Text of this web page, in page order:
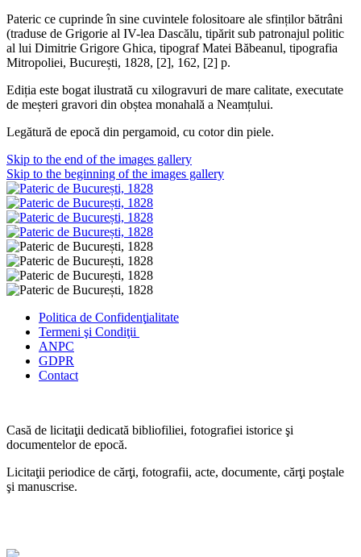
Pateric ce cuprinde în sine cuvintele folositoare ale sfinților bătrâni
(traduse de Grigorie al IV-lea Dascălu, tipărit sub patronajul politic
al lui Dimitrie Grigore Ghica, tipograf Matei Băbeanul, tipografia
Mitropoliei, București, 1828, [2], 162, [2] p.
Ediția este bogat ilustrată cu xilogravuri de mare calitate, executate
de meșteri gravori din obștea monahală a Neamțului.
Legătură de epocă din pergamoid, cu cotor din piele.
Skip to the end of the images gallery
Skip to the beginning of the images gallery
Politica de Confidenţialitate
Termeni şi Condiţii
ANPC
GDPR
Contact
Casă de licitaţii dedicată bibliofiliei, fotografiei istorice şi
documentelor de epocă.
Licitaţii periodice de cărţi, fotografii, acte, documente, cărţi poştale
şi manuscrise.